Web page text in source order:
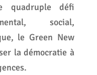
quadruple défi
social,
le Green New
la démocratie à